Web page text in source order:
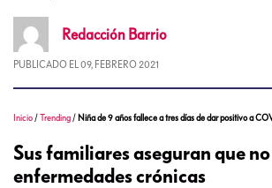
Redacción Barrio
PUBLICADO EL 09, FEBRERO 2021
Inicio /Trending / Niña de 9 años fallece a tres días de dar positivo a
Sus familiares aseguran que
enfermedades crónicas